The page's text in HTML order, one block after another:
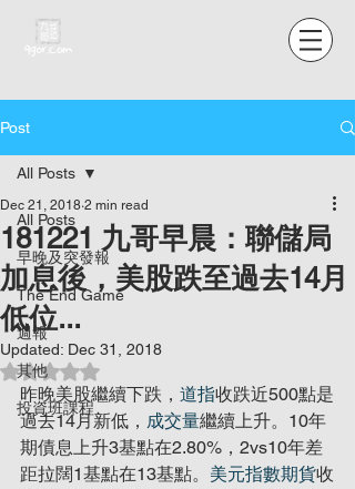
Post
All Posts
早晚及突發報
The End Game
週報
其他
投資班課程
All Posts
181221 九哥早晨：聯儲局
加息後，美股跌至過去14月
低位...
Dec 21, 2018 2 min read
Updated: Dec 31, 2018
Rated NaN out of 5 stars.
昨晚美股繼續下跌， 道指收跌近500點是
過去14月新低， 成交量繼續上升。10年
期債息上升3基點在2.80%，2vs10年差
距拉闊1基點在13基點。 美元指數期貨收